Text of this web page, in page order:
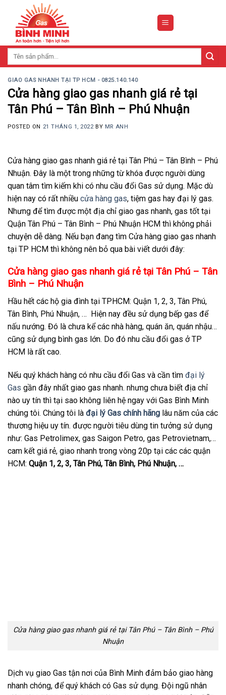
content
GIAO GAS NHANH TẠI TP HCM - 0825.140.140
Cửa hàng giao gas nhanh giá rẻ tại
Tân Phú – Tân Bình – Phú Nhuận
POSTED ON 21 THÁNG 1, 2022BY MR ANH
Cửa hàng giao gas nhanh giá rẻ tại Tân Phú – Tân Bình – Phú
Nhuận. Đây là một trong những từ khóa được người dùng
quan tâm tìm kiếm khi có nhu cầu đổi Gas sử dụng. Mặc dù
hiện nay có rất nhiều cửa hàng gas, tiệm gas hay đại lý gas.
Nhưng để tìm được một địa chỉ giao gas nhanh, gas tốt tại
Quận Tân Phú – Tân Bình – Phú Nhuận HCM thì không phải
chuyện dễ dàng. Nếu bạn đang tìm Cửa hàng giao gas nhanh
tại TP HCM thì không nên bỏ qua bài viết dưới đây:
Cửa hàng giao gas nhanh giá rẻ tại Tân Phú – Tân
Bình – Phú Nhuận
Hầu hết các hộ gia đình tại TPHCM: Quận 1, 2, 3, Tân Phú,
Tân Bình, Phú Nhuận, … Hiện nay đều sử dụng bếp gas để
nấu nướng. Đó là chưa kể các nhà hàng, quán ăn, quán nhậu…
cũng sử dụng bình gas lớn. Do đó nhu cầu đổi gas ở TP
HCM là rất cao.
Nếu quý khách hàng có nhu cầu đổi Gas và cần tìm đại lý
Gas gần đây nhất giao gas nhanh. nhưng chưa biết địa chỉ
nào uy tín thì tại sao không liên hệ ngay với Gas Bình Minh
chúng tôi. Chúng tôi là đại lý Gas chính hãng lâu năm của các
thương hiệu uy tín. được người tiêu dùng tin tưởng sử dụng
như: Gas Petrolimex, gas Saigon Petro, gas Petrovietnam,…
cam kết giá rẻ, giao nhanh trong vòng 20p tại các các quận
HCM: Quận 1, 2, 3, Tân Phú, Tân Bình, Phú Nhuận, …
Cửa hàng giao gas nhanh giá rẻ tại Tân Phú – Tân Bình – Phú
Nhuận
Dịch vụ giao Gas tận nơi của Bình Minh đảm bảo giao hàng
nhanh chóng, để quý khách có Gas sử dụng. Đội ngũ nhân